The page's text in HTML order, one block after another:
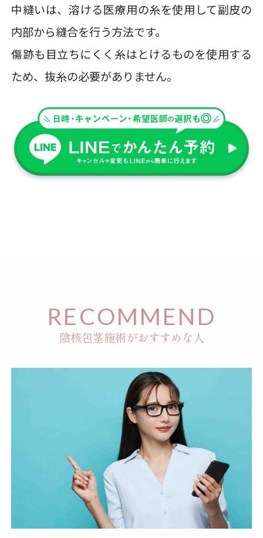
中縫いは、溶ける医療用の糸を使用して副皮の
内部から縫合を行う方法です。
傷跡も目立ちにくく糸はとけるものを使用する
ため、抜糸の必要がありません。
RECOMMEND
陰核包茎施術がおすすめな人